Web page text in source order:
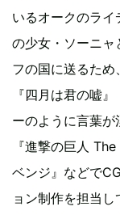
いるオークのラ
の少女・ソーニ
フの国に送るた
『四月は君の嘘
ーのように言葉が
『進撃の巨人
ベンジ』などで
ョン制作を担当し